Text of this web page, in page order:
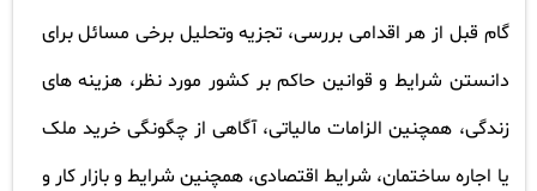
گام قبل از هر اقدامی بررسی، تجزیه وتحلیل برخی مسائل برای
دانستن شرایط و قوانین حاکم بر کشور مورد نظر، هزینه های
زندگی، همچنین الزامات مالیاتی، آگاهی از چگونگی خرید ملک
یا اجاره ساختمان، شرایط اقتصادی، همچنین شرایط و بازار کار و